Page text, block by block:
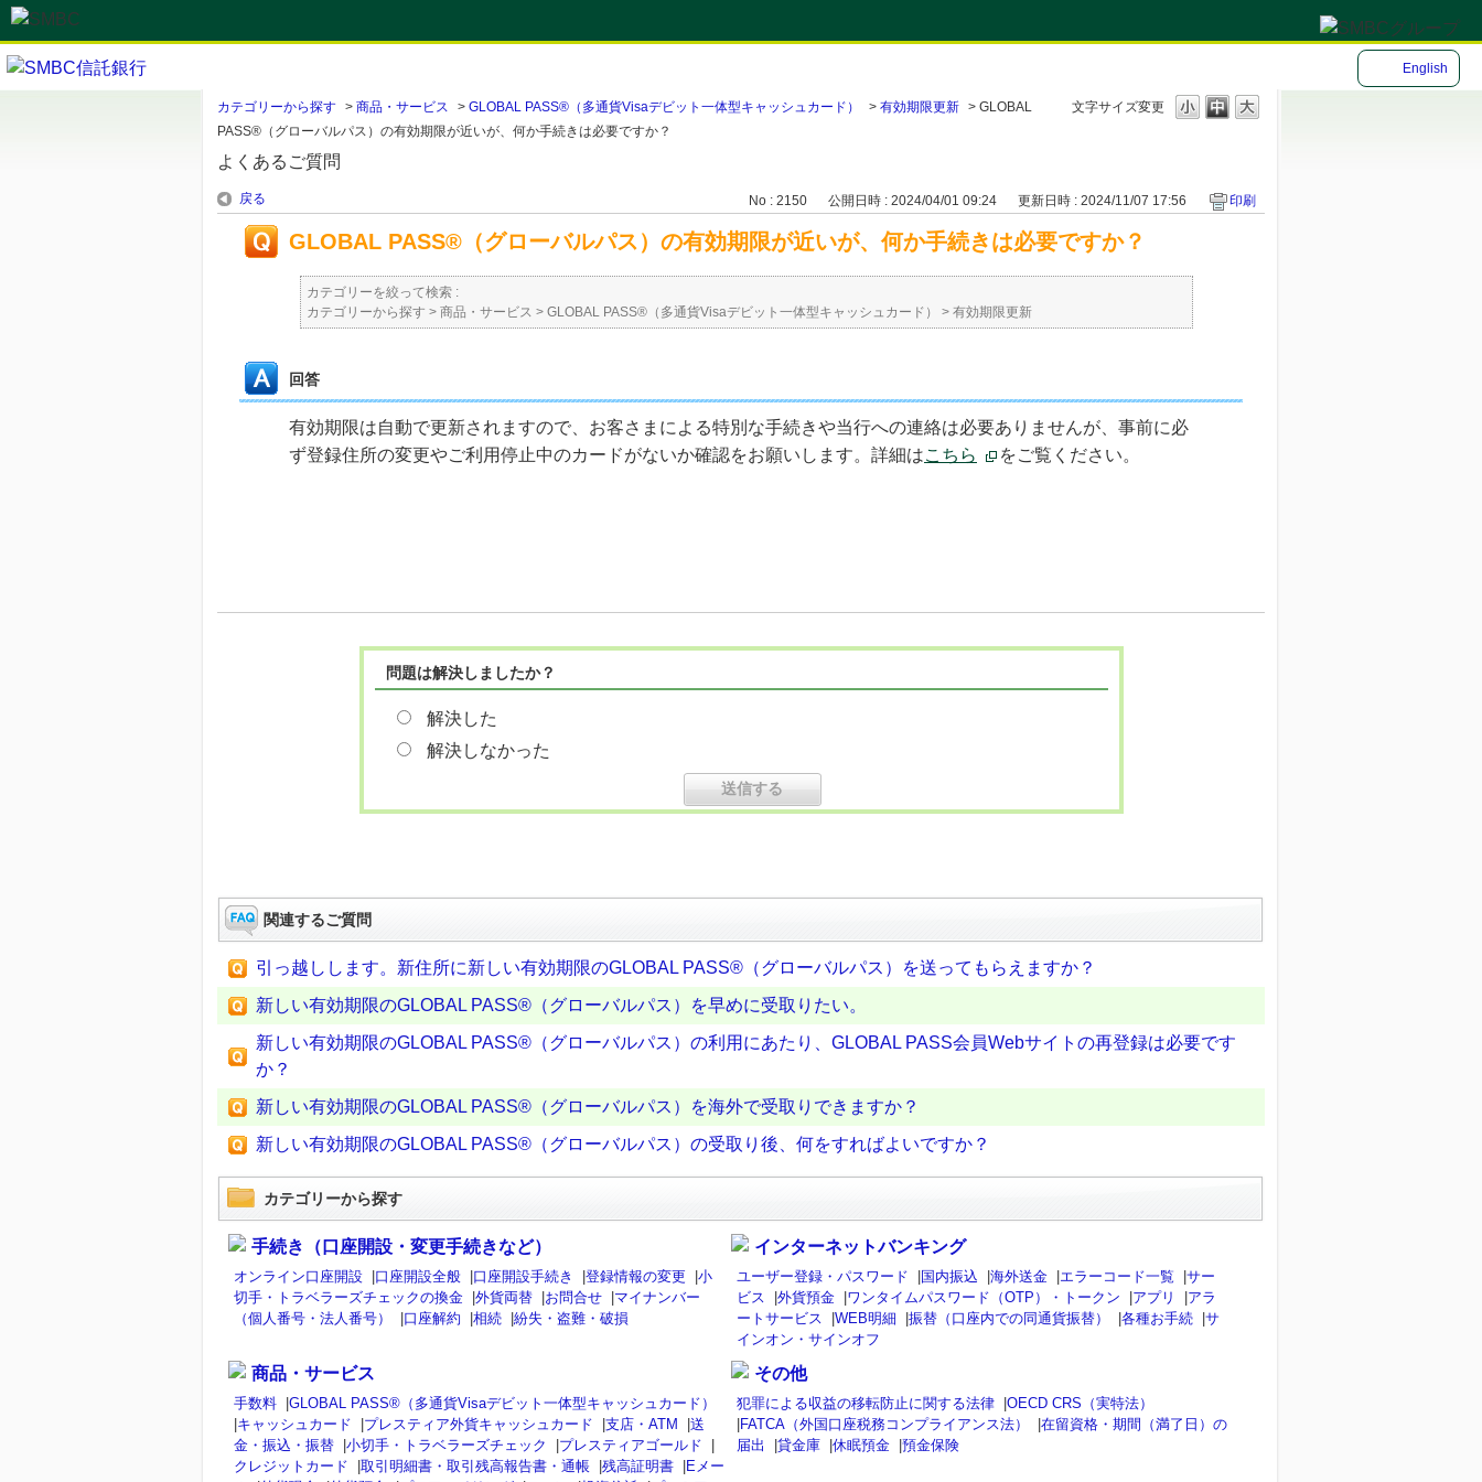
English
文字サイズ変更
カテゴリーから探す > 商品・サービス > GLOBAL PASS®（多通貨Visaデビット一体型キャッシュカード） > 有効期限更新 > GLOBAL
PASS®（グローバルパス）の有効期限が近いが、何か手続きは必要ですか？
よくあるご質問
戻る No : 2150 公開日時 : 2024/04/01 09:24 更新日時 : 2024/11/07 17:56 印刷
GLOBAL PASS®（グローバルパス）の有効期限が近いが、何か手続きは必要ですか？
カテゴリーを絞って検索 :
カテゴリーから探す > 商品・サービス > GLOBAL PASS®（多通貨Visaデビット一体型キャッシュカード） > 有効期限更新
回答
有効期限は自動で更新されますので、お客さまによる特別な手続きや当行への連絡は必要ありませんが、事前に必
ず登録住所の変更やご利用停止中のカードがないか確認をお願いします。詳細はこちら をご覧ください。
問題は解決しましたか？
解決した
解決しなかった
関連するご質問
引っ越しします。新住所に新しい有効期限のGLOBAL PASS®（グローバルパス）を送ってもらえますか？
新しい有効期限のGLOBAL PASS®（グローバルパス）を早めに受取りたい。
新しい有効期限のGLOBAL PASS®（グローバルパス）の利用にあたり、GLOBAL PASS会員Webサイトの再登録は必要です
か？
新しい有効期限のGLOBAL PASS®（グローバルパス）を海外で受取りできますか？
新しい有効期限のGLOBAL PASS®（グローバルパス）の受取り後、何をすればよいですか？
カテゴリーから探す
手続き（口座開設・変更手続きなど）
オンライン口座開設 |口座開設全般 |口座開設手続き |登録情報の変更 |小
切手・トラベラーズチェックの換金 |外貨両替 |お問合せ |マイナンバー
（個人番号・法人番号）
|口座解約 |相続 |紛失・盗難・破損
インターネットバンキング
ユーザー登録・パスワード |国内振込 |海外送金 |エラーコード一覧 |サー
ビス
|外貨預金 |ワンタイムパスワード（OTP）・トークン |アプリ |アラ
ートサービス
|WEB明細 |振替（口座内での同通貨振替） |各種お手続 |サ
インオン・サインオフ
商品・サービス
手数料 |GLOBAL PASS®（多通貨Visaデビット一体型キャッシュカード）
|キャッシュカード |プレスティア外貨キャッシュカード |支店・ATM |送
金・振込・振替 |小切手・トラベラーズチェック |プレスティアゴールド
|
クレジットカード
|取引明細書・取引残高報告書・通帳 |残高証明書 |Eメー
その他
犯罪による収益の移転防止に関する法律 |OECD CRS（実特法）
|FATCA（外国口座税務コンプライアンス法） |在留資格・期間（満了日）の
届出
|貸金庫 |休眠預金 |預金保険